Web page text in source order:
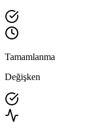
Tamamlanma
Değişken